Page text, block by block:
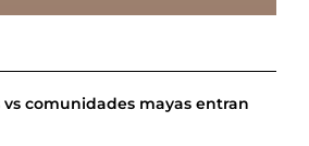
vs comunidades mayas entran